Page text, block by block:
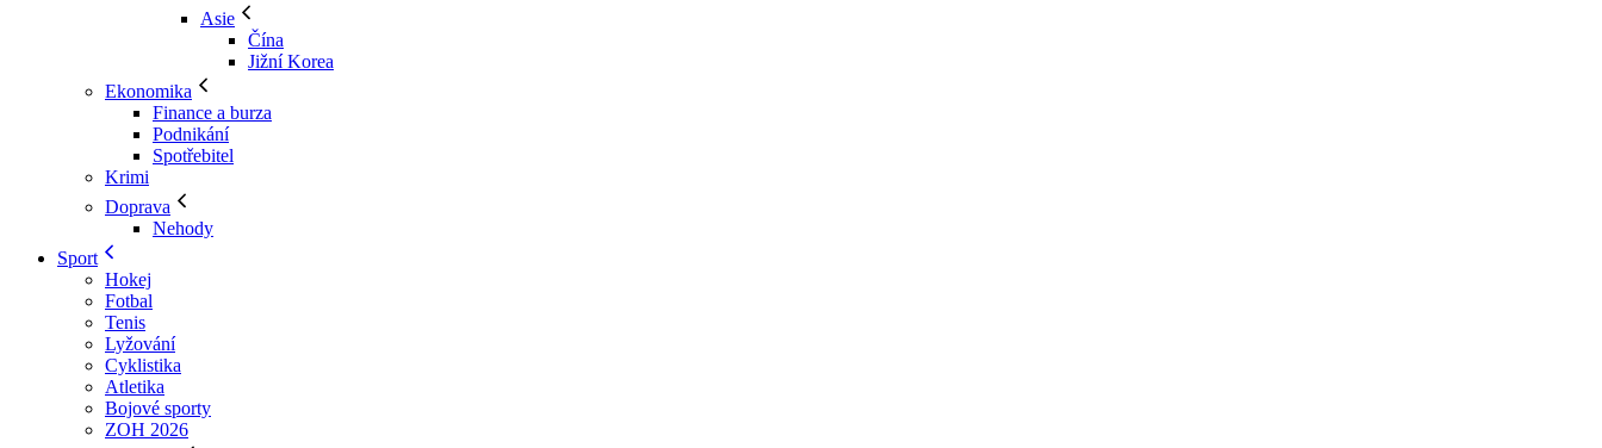
Asie
Čína
Jižní Korea
Ekonomika
Finance a burza
Podnikání
Spotřebitel
Krimi
Doprava
Nehody
Sport
Hokej
Fotbal
Tenis
Lyžování
Cyklistika
Atletika
Bojové sporty
ZOH 2026